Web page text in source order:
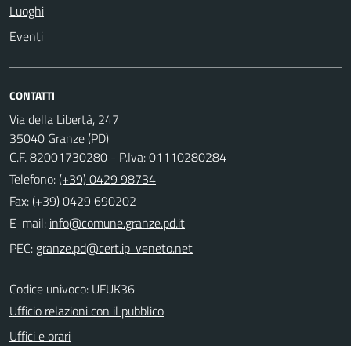
Luoghi
Eventi
CONTATTI
Via della Libertà, 247
35040 Granze (PD)
C.F. 82001730280 - P.Iva: 01110280284
Telefono:(+39) 0429 98734
Fax: (+39) 0429 690202
E-mail:
PEC:
Codice univoco: UFUK36
Ufficio relazioni con il pubblico
Uffici e orari